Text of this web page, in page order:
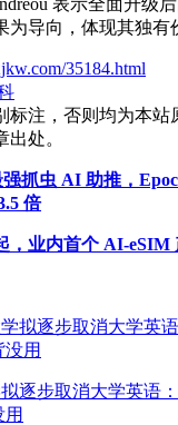
为导向，体现其独有
35184.html
标注，否则均为本站
处。
抓虫 AI 助推，
倍
，业内首个 AI-eSIM
逐步取消大学英语